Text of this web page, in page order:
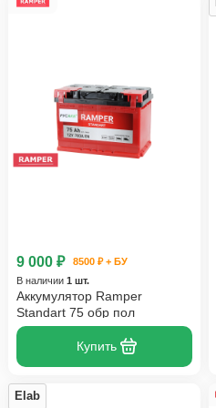
9 000 ₽
8500 ₽ + БУ
В наличии 1 шт.
Аккумулятор Ramper
Standart 75 обр пол
Купить
Elab